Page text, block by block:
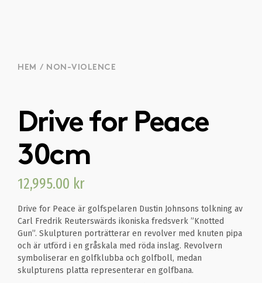
HEM / NON-VIOLENCE
Drive for Peace
30cm
12,995.00 kr
Drive for Peace är golfspelaren Dustin Johnsons tolkning av
Carl Fredrik Reuterswärds ikoniska fredsverk ”Knotted
Gun”. Skulpturen porträtterar en revolver med knuten pipa
och är utförd i en gråskala med röda inslag. Revolvern
symboliserar en golfklubba och golfboll, medan
skulpturens platta representerar en golfbana.